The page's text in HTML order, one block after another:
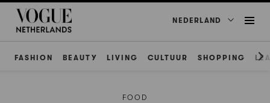
NEDERLAND
FASHION BEAUTY LIVING CULTUUR SHOPPING
FOOD